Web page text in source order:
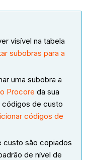
visível na tabela
subobras para a
uma subobra a
Procore da sua
códigos de custo
códigos de
custo são copiados
de nível de